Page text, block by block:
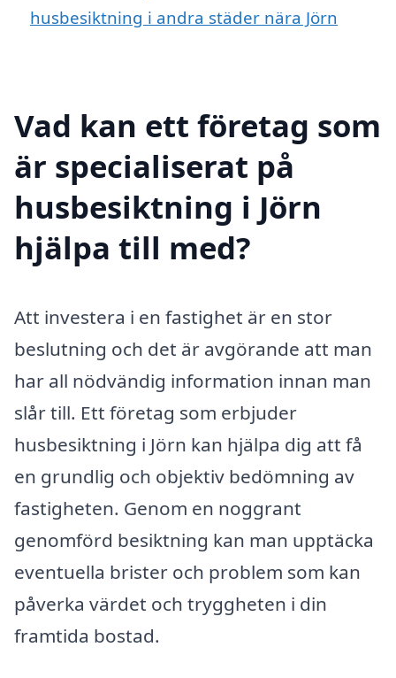
husbesiktning i andra städer nära Jörn
Vad kan ett företag som
är specialiserat på
husbesiktning i Jörn
hjälpa till med?
Att investera i en fastighet är en stor
beslutning och det är avgörande att man
har all nödvändig information innan man
slår till. Ett företag som erbjuder
husbesiktning i Jörn kan hjälpa dig att få
en grundlig och objektiv bedömning av
fastigheten. Genom en noggrant
genomförd besiktning kan man upptäcka
eventuella brister och problem som kan
påverka värdet och tryggheten i din
framtida bostad.